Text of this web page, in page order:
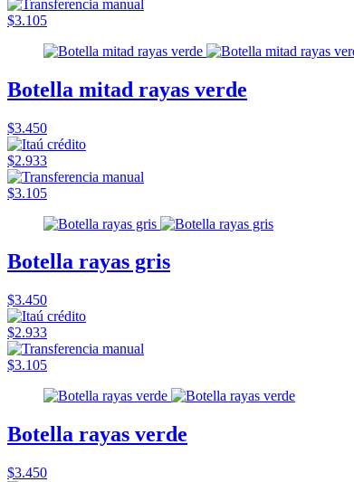
$3.105
Botella mitad rayas verde
$3.450
$2.933
$3.105
Botella rayas gris
$3.450
$2.933
$3.105
Botella rayas verde
$3.450